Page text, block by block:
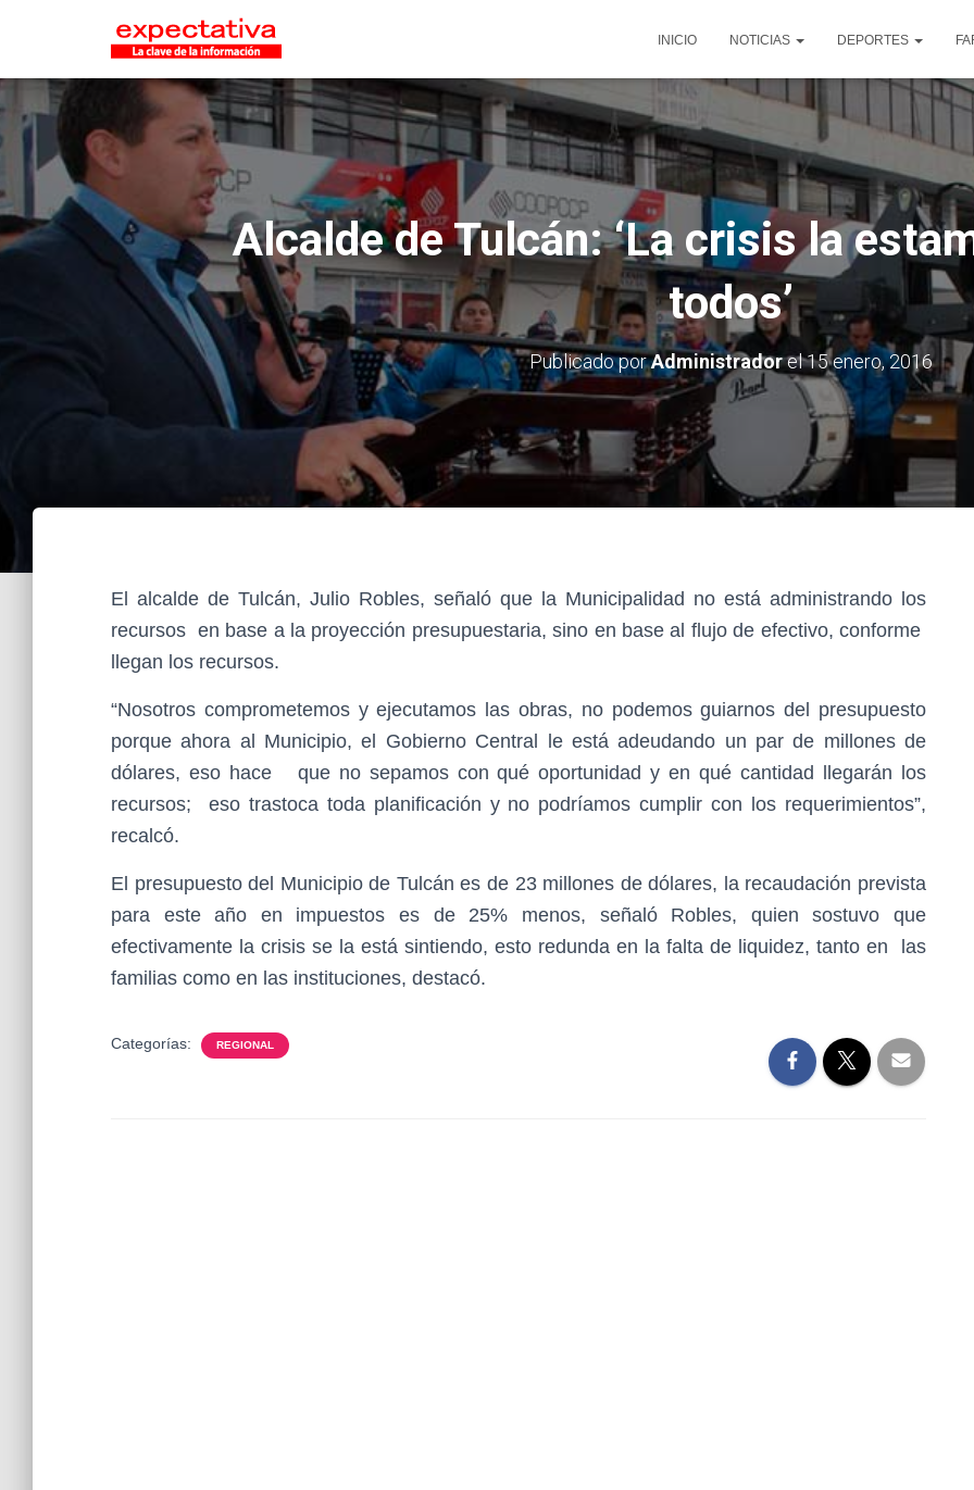
INICIO NOTICIAS DEPORTES
Alcalde de Tulcán: ‘La crisis la
todos’
Publicado porAdministradorel15 enero, 2016
El alcalde de Tulcán, Julio Robles, señaló que la Municipalidad no está administrando los
recursos en base a la proyección presupuestaria, sino en base al flujo de efectivo, conforme
llegan los recursos.
“Nosotros comprometemos y ejecutamos las obras, no podemos guiarnos del presupuesto
porque ahora al Municipio, el Gobierno Central le está adeudando un par de millones de
dólares, eso hace que no sepamos con qué oportunidad y en qué cantidad llegarán los
recursos; eso trastoca toda planificación y no podríamos cumplir con los requerimientos”,
recalcó.
El presupuesto del Municipio de Tulcán es de 23 millones de dólares, la recaudación prevista
para este año en impuestos es de 25% menos, señaló Robles, quien sostuvo que
efectivamente la crisis se la está sintiendo, esto redunda en la falta de liquidez, tanto en las
familias como en las instituciones, destacó.
Categorías: REGIONAL